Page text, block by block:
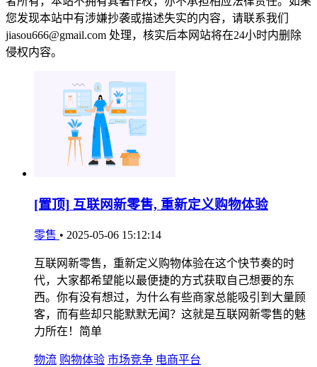
您发现本站中有涉嫌抄袭或描述失实的内容，请联系我们
jiasou666@gmail.com 处理，核实后本网站将在24小时内删除
侵权内容。
[置顶] 互联网新零售, 重新定义购物体验
零售 • 2025-05-06 15:12:14
互联网新零售，重新定义购物体验在这个快节奏的时
代，大家都希望能以最便捷的方式获取自己想要的东
西。你有没有想过，为什么有些商家总能吸引到大量顾
客，而有些却只能默默无闻？这就是互联网新零售的魅
力所在！简单
物流 购物体验 市场竞争 电商平台